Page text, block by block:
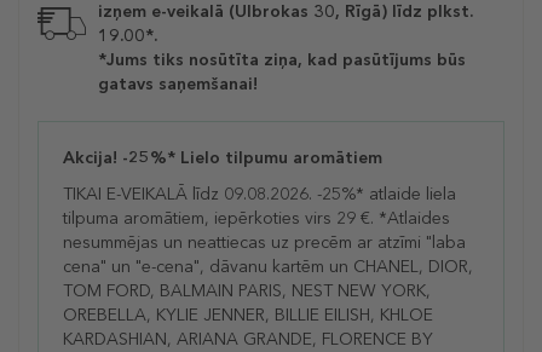
izņem e-veikalā (Ulbrokas 30, Rīgā) līdz plkst.
19.00*.
*Jums tiks nosūtīta ziņa, kad pasūtījums būs
gatavs saņemšanai!
Akcija! -25%* Lielo tilpumu aromātiem
TIKAI E-VEIKALĀ līdz 09.08.2026. -25%* atlaide liela
tilpuma aromātiem, iepērkoties virs 29 €. *Atlaides
nesummējas un neattiecas uz precēm ar atzīmi "laba
cena" un "e-cena", dāvanu kartēm un CHANEL, DIOR,
TOM FORD, BALMAIN PARIS, NEST NEW YORK,
OREBELLA, KYLIE JENNER, BILLIE EILISH, KHLOE
KARDASHIAN, ARIANA GRANDE, FLORENCE BY